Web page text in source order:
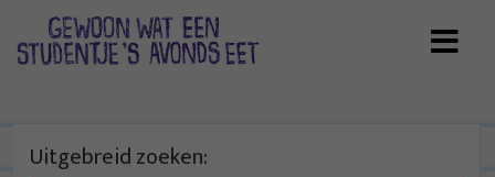
Uitgebreid zoeken: